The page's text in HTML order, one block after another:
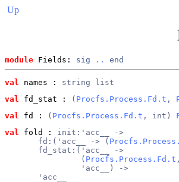
Up
module Fields: sig .. end
val names : string list
val
fd_stat : ( Procfs.Process.Fd.t ,
val
fd : ( Procfs.Process.Fd.t , int)
val
fold : init:'acc__ ->
       fd:('acc__ -> (
       fd_stat:('acc__ ->
                (
Procfs.Process.Fd.t
                'acc__) ->
       'acc__